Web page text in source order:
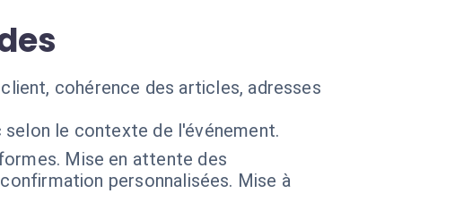
cohérence des articles, adresses
le contexte de l'événement.
Mise en attente des
personnalisées. Mise à